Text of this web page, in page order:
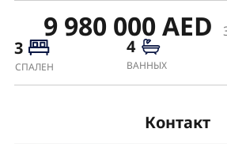
9 980 000 AED
3
СПАЛЕН
4
ВАННЫХ
Контакт